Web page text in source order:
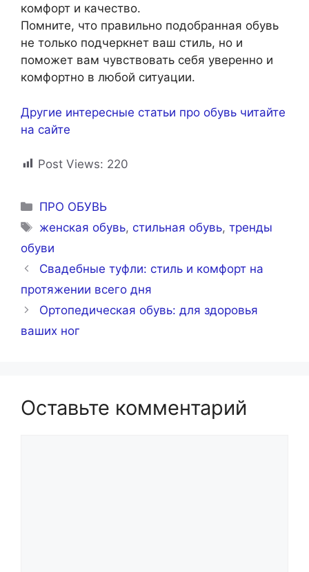
комфорт и качество.
Помните, что правильно подобранная обувь
не только подчеркнет ваш стиль, но и
поможет вам чувствовать себя уверенно и
комфортно в любой ситуации.
Другие интересные статьи про обувь читайте
на сайте
Post Views: 220
Рубрики
ПРО ОБУВЬ
Метки
женская обувь, стильная обувь,тренды
обуви
Свадебные туфли: стиль и комфорт на
протяжении всего дня
Ортопедическая обувь: для здоровья
ваших ног
Оставьте комментарий